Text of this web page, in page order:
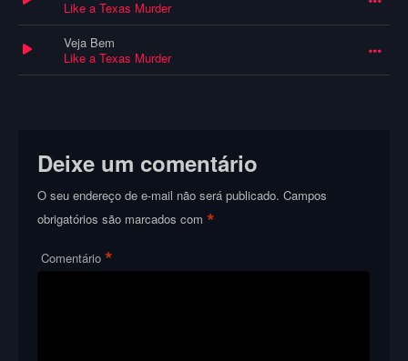
Like a Texas Murder
Veja Bem
Like a Texas Murder
Deixe um comentário
O seu endereço de e-mail não será publicado. Campos
obrigatórios são marcados com*
Comentário *